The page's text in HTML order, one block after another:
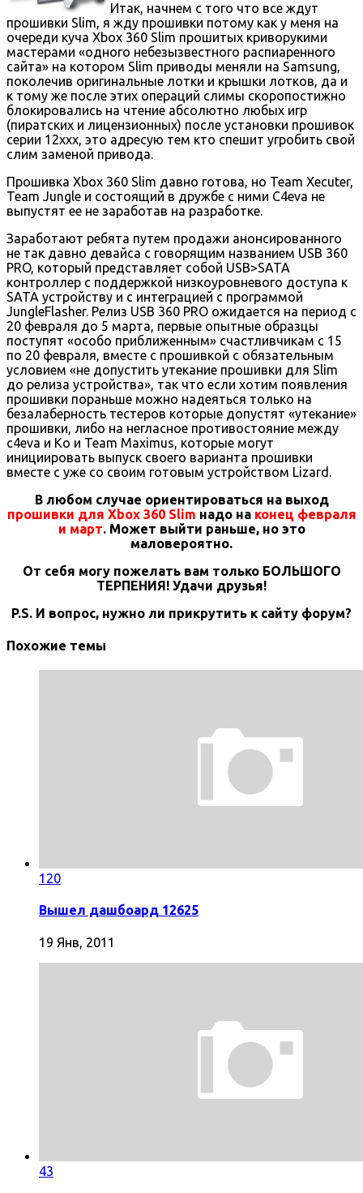
Итак, начнем с того что все ждут
прошивки Slim, я жду прошивки потому как у меня на
очереди куча Xbox 360 Slim прошитых криворукими
мастерами «одного небезызвестного распиаренного
сайта» на котором Slim приводы меняли на Samsung,
поколечив оригинальные лотки и крышки лотков, да и
к тому же после этих операций слимы скоропостижно
блокировались на чтение абсолютно любых игр
(пиратских и лицензионных) после установки прошивок
серии 12ххх, это адресую тем кто спешит угробить свой
слим заменой привода.
Прошивка Xbox 360 Slim давно готова, но Team Xecuter,
Team Jungle и состоящий в дружбе с ними C4eva не
выпустят ее не заработав на разработке.
Заработают ребята путем продажи анонсированного
не так давно девайса с говорящим названием USB 360
PRO, который представляет собой USB>SATA
контроллер с поддержкой низкоуровневого доступа к
SATA устройству и с интеграцией с программой
JungleFlasher. Релиз USB 360 PRO ожидается на период с
20 февраля до 5 марта, первые опытные образцы
поступят «особо приближенным» счастливчикам с 15
по 20 февраля, вместе с прошивкой с обязательным
условием «не допустить утекание прошивки для Slim
до релиза устройства», так что если хотим появления
прошивки пораньше можно надеяться только на
безалаберность тестеров которые допустят «утекание»
прошивки, либо на негласное противостояние между
c4eva и Ko и Team Maximus, которые могут
инициировать выпуск своего варианта прошивки
вместе с уже со своим готовым устройством Lizard.
В любом случае ориентироваться на выход
прошивки для Xbox 360 Slim надо на конец февраля
и март. Может выйти раньше, но это
маловероятно.
От себя могу пожелать вам только БОЛЬШОГО
ТЕРПЕНИЯ! Удачи друзья!
P.S. И вопрос, нужно ли прикрутить к сайту форум?
Похожие темы
120
Вышел дашбоард 12625
19 Янв, 2011
43